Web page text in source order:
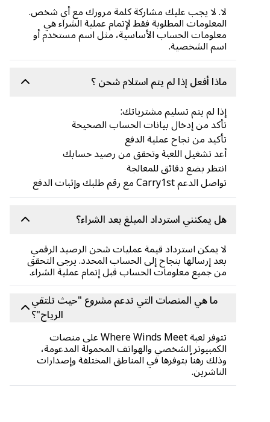
لا. لا يجب عليك مشاركة كلمة مرورك مع أي شخص.
المعلومات المطلوبة فقط لإتمام عملية الشراء هي
معلومات الحساب الأساسية، مثل اسم مستخدم أو
اسم الشخصية.
ماذا أفعل إذا لم يتم استلام شحن ؟
إذا لم يتم تسليم مشترياتك:
تأكد من إدخال بيانات الحساب الصحيحة
تأكيد من نجاح عملية الدفع
أعد تشغيل اللعبة وتحقق من رصيد حسابك
انتظر بضع دقائق للمعالجة
تواصل الدعم Carry1st مع رقم طلبك وإثبات الدفع
هل يمكنني استرداد المبلغ بعد الشراء؟
لا يمكن استرداد قيمة عمليات شحن الرصيد الرقمي
بعد إرسالها بنجاح إلى الحساب المحدد. يرجى التحقق
من جميع معلومات الحساب قبل إتمام عملية الشراء.
ما هي المنصات التي تدعم مشروع "حيث تلتقي
الرياح"؟
تتوفر لعبة Where Winds Meet على منصات
الكمبيوتر الشخصي والهواتف المحمولة المدعومة،
وذلك رهناً بتوفرها في المناطق المختلفة وإصدارات
الناشرين.